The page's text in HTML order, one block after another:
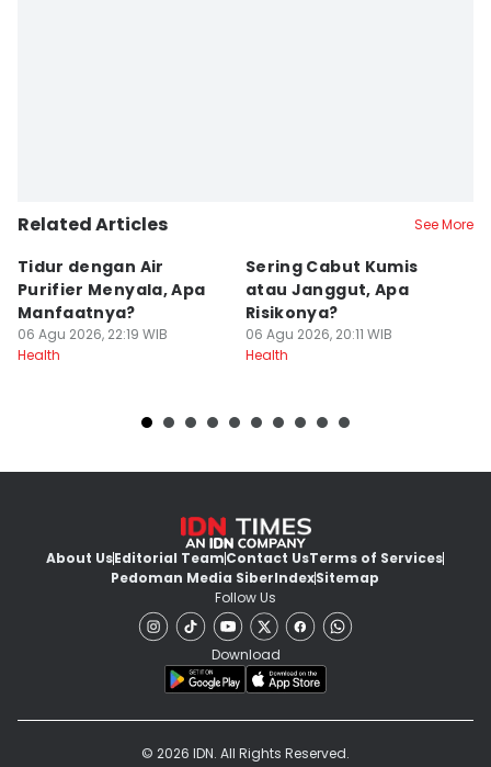
Related Articles See More
Tidur dengan Air
Purifier Menyala, Apa
Manfaatnya?
06 Agu 2026, 22:19 WIB
Health
Sering Cabut Kumis
atau Janggut, Apa
Risikonya?
06 Agu 2026, 20:11 WIB
Health
About UsEditorial TeamContact UsTerms of Services
Pedoman Media SiberIndexSitemap
Follow Us
Download
© 2026 IDN. All Rights Reserved.